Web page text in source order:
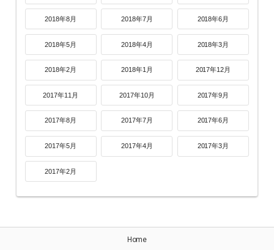
2018年8月 2018年7月 2018年6月
2018年5月 2018年4月 2018年3月
2018年2月 2018年1月 2017年12月
2017年11月 2017年10月 2017年9月
2017年8月 2017年7月 2017年6月
2017年5月 2017年4月 2017年3月
2017年2月
Home